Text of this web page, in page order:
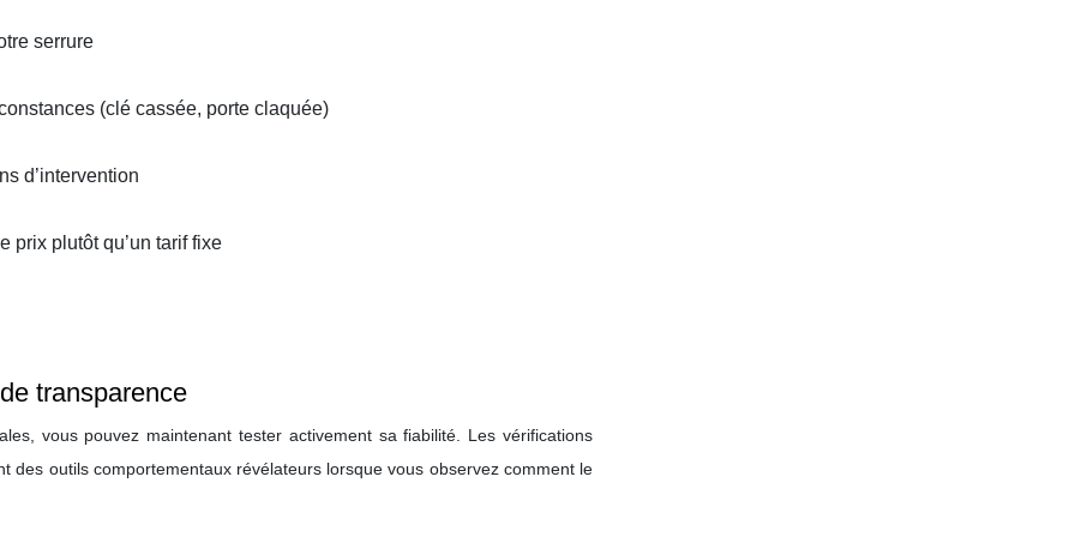
serrure
(clé cassée, porte claquée)
d’intervention
prix plutôt qu’un tarif fixe
transparence
vous pouvez maintenant tester activement sa fiabilité. Les vérifications
des outils comportementaux révélateurs lorsque vous observez comment le